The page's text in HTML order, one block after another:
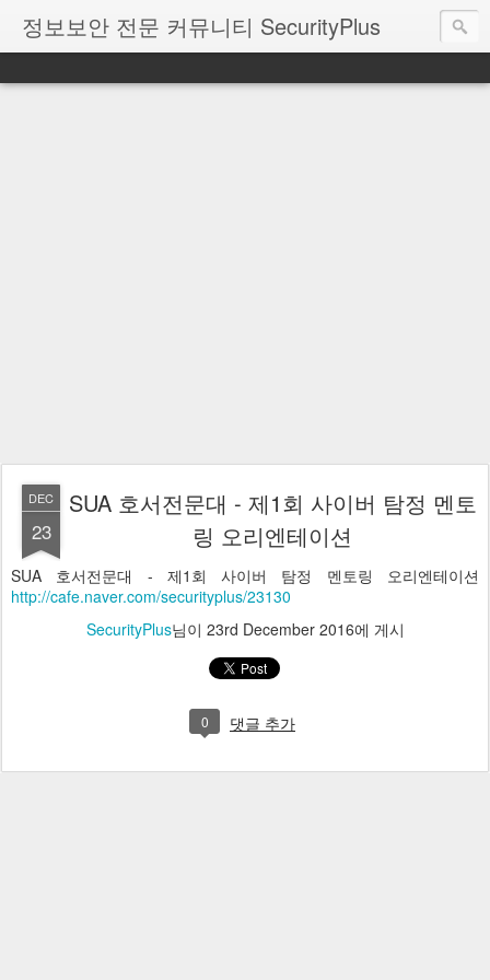
정보보안 전문 커뮤니티 SecurityPlus
DEC
23
SUA 호서전문대 - 제1회 사이버 탐정 멘토
링 오리엔테이션
SUA 호서전문대 - 제1회 사이버 탐정 멘토링 오리엔테이션
http://cafe.naver.com/securityplus/23130
SecurityPlus님이 23rd December 2016에 게시
0 댓글 추가